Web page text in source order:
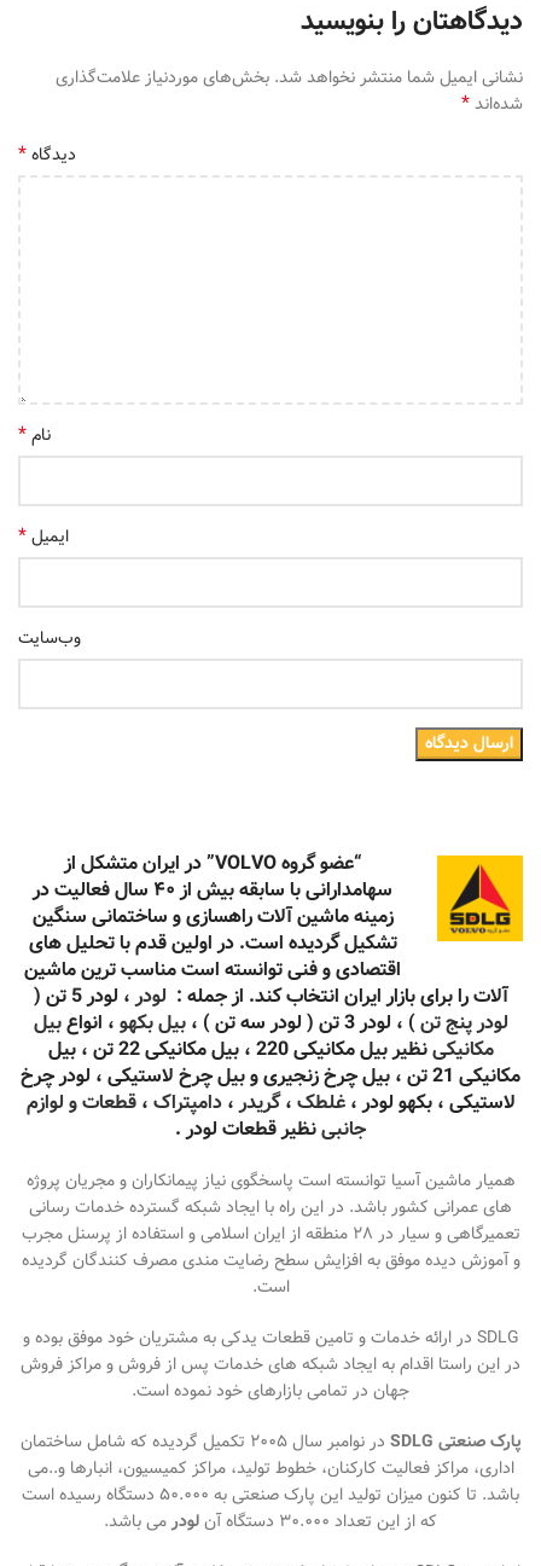
دیدگاهتان را بنویسید
نشانی ایمیل شما منتشر نخواهد شد. بخش‌های موردنیاز علامت‌گذاری
شده‌اند*
دیدگاه*
نام*
ایمیل*
وب‌سایت
“عضو گروه VOLVO” در ایران متشکل از
سهامدارانی با سابقه بیش از ۴۰ سال فعالیت در
زمینه ماشین آلات راهسازی و ساختمانی سنگین
تشکیل گردیده است. در اولین قدم با تحلیل های
اقتصادی و فنی توانسته است مناسب ترین ماشین
آلات را برای بازار ایران انتخاب کند. از جمله : لودر، لودر 5 تن (
لودر پنج تن) ، لودر 3 تن ( لودر سه تن ) ، بیل بکهو ، انواعبیل
مکانیکی
نظیر بیل مکانیکی 220 ، بیل مکانیکی 22 تن ، بیل
مکانیکی 21 تن ، بیل چرخ زنجیری و بیل چرخ لاستیکی ،
لودر چرخ
لاستیکی ، بکهو لودر ،غلطک ،گریدر،دامپتراک ،قطعات و لوازم
جانبینظیر قطعات لودر .
همیار ماشین آسیا توانسته است پاسخگوی نیاز پیمانکاران و مجریان پروژه
های عمرانی کشور باشد. در این راه با ایجاد شبکه گسترده خدمات رسانی
تعمیرگاهی و سیار در ۲۸ منطقه از ایران اسلامی و استفاده از پرسنل مجرب
و آموزش دیده موفق به افزایش سطح رضایت مندی مصرف کنندگان گردیده
است.
SDLG در ارائه خدمات و تامین قطعات یدکی به مشتریان خود موفق بوده و
در این راستا اقدام به ایجاد شبکه های خدمات پس از فروش و مراکز فروش
جهان در تمامی بازارهای خود نموده است.
پارک صنعتی SDLG
در نوامبر سال ۲۰۰۵ تکمیل گردیده که شامل ساختمان
اداری، مراکز فعالیت کارکنان، خطوط تولید، مراکز کمیسیون، انبارها و..می
باشد. تا کنون میزان تولید این پارک صنعتی به ۵۰.۰۰۰ دستگاه رسیده است
که از این تعداد ۳۰.۰۰۰ دستگاه آن
لودرمی باشد.